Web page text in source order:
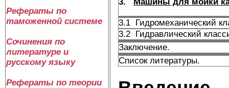
Рефераты по
таможенной системе
Сочинения по
литературе и
русскому языку
Рефераты по теории
3.1 Гидромеханический
3.2 Гидравлический
Заключение.
Список литературы.